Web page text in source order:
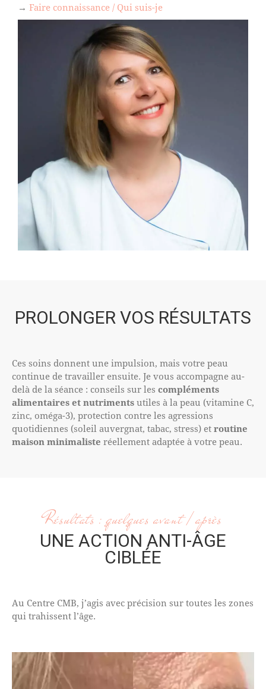
→ Faire connaissance / Qui suis-je
PROLONGER VOS RÉSULTATS
Ces soins donnent une impulsion, mais votre peau
continue de travailler ensuite. Je vous accompagne au-
delà de la séance : conseils sur les compléments
alimentaires et nutriments utiles à la peau (vitamine C,
zinc, oméga-3), protection contre les agressions
quotidiennes (soleil auvergnat, tabac, stress) et routine
maison minimaliste réellement adaptée à votre peau.
Résultats : quelques avant / après
UNE ACTION ANTI-ÂGE
CIBLÉE
Au Centre CMB, j’agis avec précision sur toutes les zones
qui trahissent l’âge.